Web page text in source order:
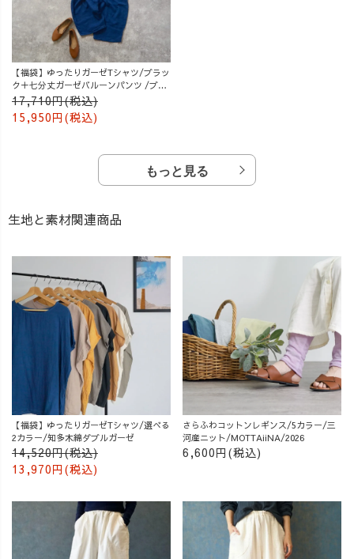
【福袋】ゆったりガーゼTシャツ/ブラッ
ク＋七分丈ガーゼバルーンパンツ /ブル
ー
17,710円(税込)
15,950円(税込)
もっと見る
生地と素材関連商品
【福袋】ゆったりガーゼTシャツ/選べる
2カラー/知多木綿ダブルガーゼ
14,520円(税込)
13,970円(税込)
さらふわコットンレギンス/5カラー/三
河産ニット/MOTTAiiNA/2026
6,600円(税込)